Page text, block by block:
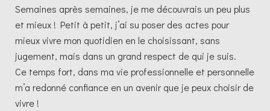
Semaines après semaines, je me découvrais un peu plus
et mieux ! Petit à petit, j’ai su poser des actes pour
mieux vivre mon quotidien en le choisissant, sans
jugement, mais dans un grand respect de qui je suis.
Ce temps fort, dans ma vie professionnelle et personnelle
m’a redonné confiance en un avenir que je peux choisir de
vivre !